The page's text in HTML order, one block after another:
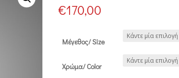
€170,00
Μέγεθος/ Size
Χρώμα/ Color